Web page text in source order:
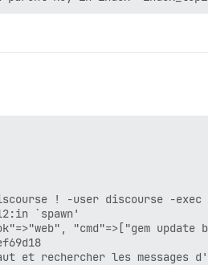
! -user discourse -
`spawn'
"cmd"=>["gem
et rechercher les